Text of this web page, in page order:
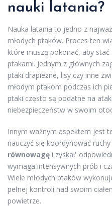
nauki latania?
Nauka latania to jedno z
młodych ptaków. Proces ten
które muszą pokonać, aby
ptakami. Jednym z głównych
ptaki drapieżne, lisy czy inne
młodym ptakom podczas ich
ptaki często są podatne na
niebezpieczeństw w swoim
Innym ważnym aspektem jest
nauczyć się koordynować ruchy
równowagę i zyskać
wymaga intensywnych prób i
Wiele młodych ptaków
pełnej kontroli nad swoim
powietrze.